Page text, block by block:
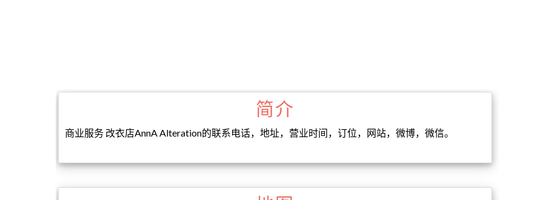
简介
商业服务 改衣店AnnA Alteration的联系电话，地址，营业时间，订位，网站，微博，微信。